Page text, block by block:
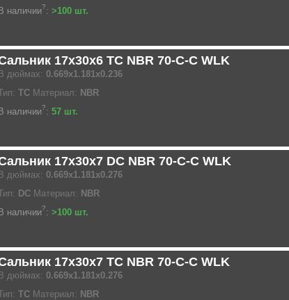
В наличии?: >100 шт.
17x30x6 TC NBR 70-C-C WLK
В дюймах: 0.669x1.181x0.236
TC Материал: NBR
В наличии?: 57 шт.
17x30x7 DC NBR 70-C-C WLK
В дюймах: 0.669x1.181x0.276
DC Материал: NBR
В наличии?: >100 шт.
17x30x7 TC NBR 70-C-C WLK
В дюймах: 0.669x1.181x0.276
TC Материал: NBR